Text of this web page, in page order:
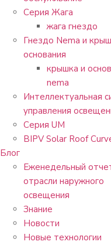
Серия Жага
жага гнездо
Гнездо Nema и
основания
крышка и
nema
Интеллектуальная
управления
Серия UM
BIPV Solar Roof
Блог
Еженедельный
отрасли наружного
освещения
Знание
Новости
Новые технологии